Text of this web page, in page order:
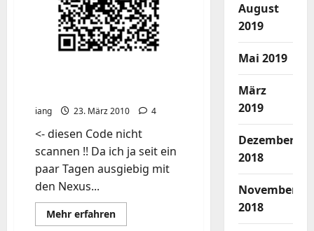
iang 23. März 2010 4
<- diesen Code nicht
scannen !! Da ich ja seit ein
paar Tagen ausgiebig mit
den Nexus...
Mehr erfahrenMehr
Informationen
August
2019
Mai 2019
März
2019
Dezember
2018
November
2018